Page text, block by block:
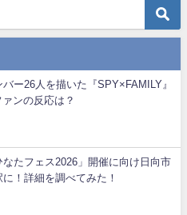
バー26人を描いた『SPY×FAMILY』
ンの反応は？
なたフェス2026」開催に向け日向市
！詳細を調べてみた！